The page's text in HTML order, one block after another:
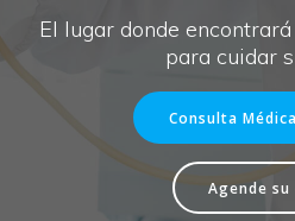
El lugar donde
para cuidar
Consulta
Agende su